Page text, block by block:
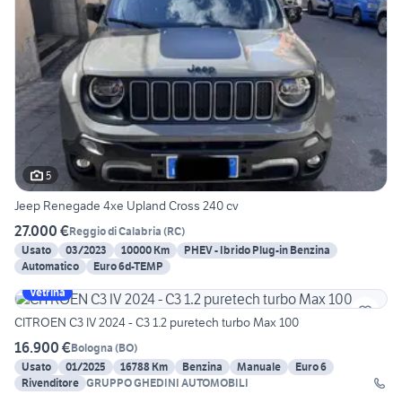
5
Jeep Renegade 4xe Upland Cross 240 cv
27.000 €Reggio di Calabria (RC)
Usato
03/2023 10000 Km
PHEV - Ibrido Plug-in Benzina
Automatico
Euro 6d-TEMP
Vetrina
CITROEN C3 IV 2024 - C3 1.2 puretech turbo Max 100
16.900 €Bologna (BO)
Usato
01/2025 16788 Km Benzina Manuale
Euro 6
Rivenditore GRUPPO GHEDINI AUTOMOBILI